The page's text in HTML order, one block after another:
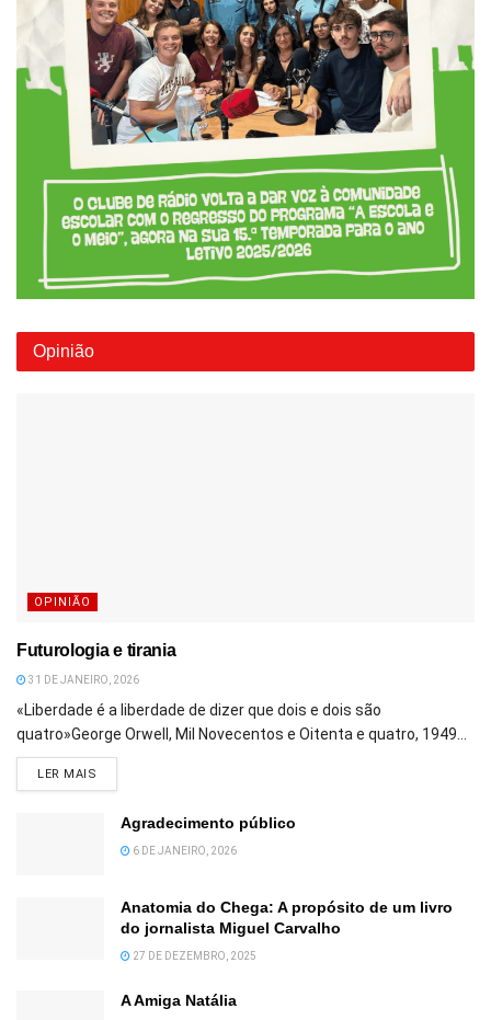
Opinião
OPINIÃO
Futurologia e tirania
31 DE JANEIRO, 2026
«Liberdade é a liberdade de dizer que dois e dois são
quatro»George Orwell, Mil Novecentos e Oitenta e quatro, 1949...
LER MAIS
Agradecimento público
6 DE JANEIRO, 2026
Anatomia do Chega: A propósito de um livro
do jornalista Miguel Carvalho
27 DE DEZEMBRO, 2025
A Amiga Natália